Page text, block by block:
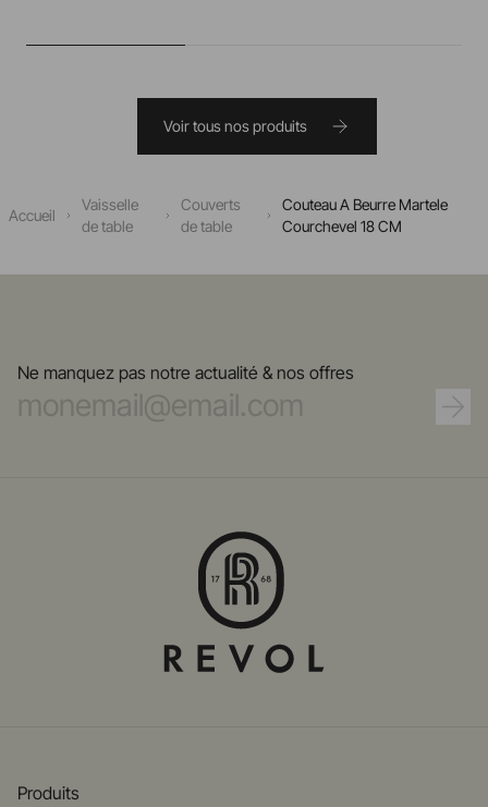
Voir tous nos produits
Accueil
Vaisselle
de table
Couverts
de table
Couteau A Beurre Martele
Courchevel 18 CM
Ne manquez pas notre actualité & nos offres
Produits